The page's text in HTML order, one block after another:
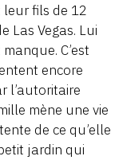
leur fils de 12
Las Vegas. Lui
C’est
encore
l’autoritaire
mène une vie
de ce qu’elle
jardin qui